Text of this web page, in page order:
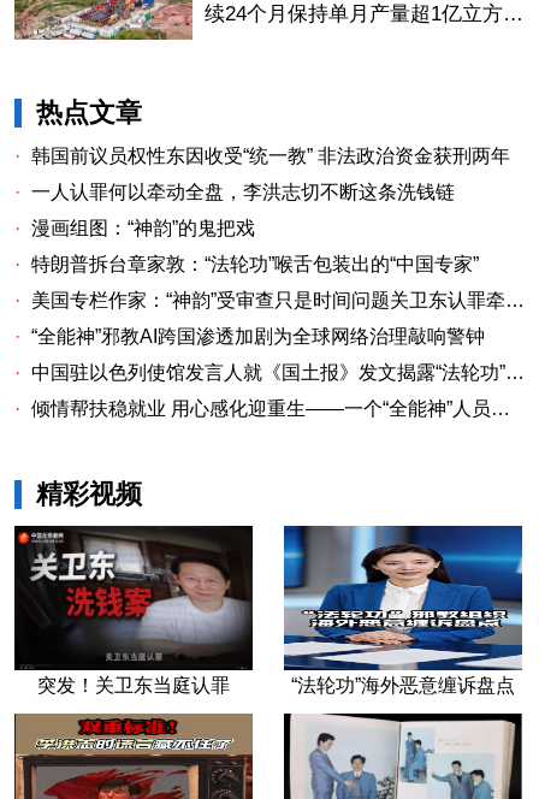
续24个月保持单月产量超1亿立方
热点文章
· 韩国前议员权性东因收受“统一教” 非法政治资金获刑两年
· 一人认罪何以牵动全盘，李洪志切不断这条洗钱链
· 漫画组图：“神韵”的鬼把戏
· 特朗普拆台章家敦：“法轮功”喉舌包装出的“中国专家”
·
美国专栏作家：“神韵”受审查只是时间问题关卫东认罪牵出与《大纪元时报》资金链条
· “全能神”邪教AI跨国渗透加剧为全球网络治理敲响警钟
· 中国驻以色列使馆发言人就《国土报》发文揭露“法轮功”邪教本质答记者问
· 倾情帮扶稳就业 用心感化迎重生——一个“全能神”人员的重生
精彩视频
突发！关卫东当庭认罪 “法轮功”海外恶意缠诉盘点